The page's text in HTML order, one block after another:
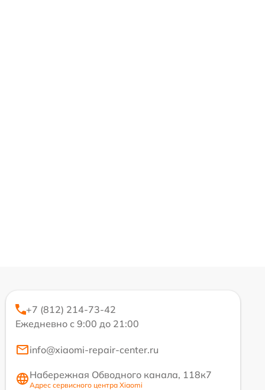
+7 (812) 214-73-42
Ежедневно с 9:00 до 21:00
info@xiaomi-repair-center.ru
Набережная Обводного канала, 118к7
Адрес сервисного центра Xiaomi